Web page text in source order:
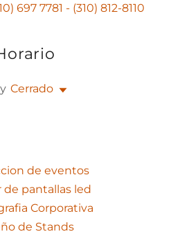
697 7781 - (310) 812-8110
Cerrado
de eventos
de pantallas led
Corporativa
de Stands